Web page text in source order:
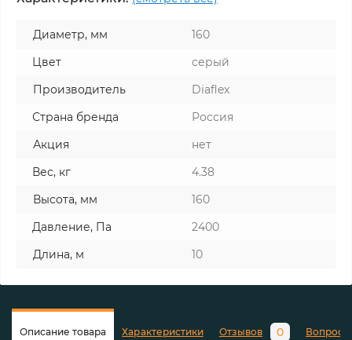
Диаметр, мм
160
Цвет
серый
Производитель
Diaflex
Страна бренда
Россия
Акция
нет
Вес, кг
4.38
Высота, мм
160
Давление, Па
2400
Длина, м
10
Описание товара Характеристики Отзывов 0 Вопросы